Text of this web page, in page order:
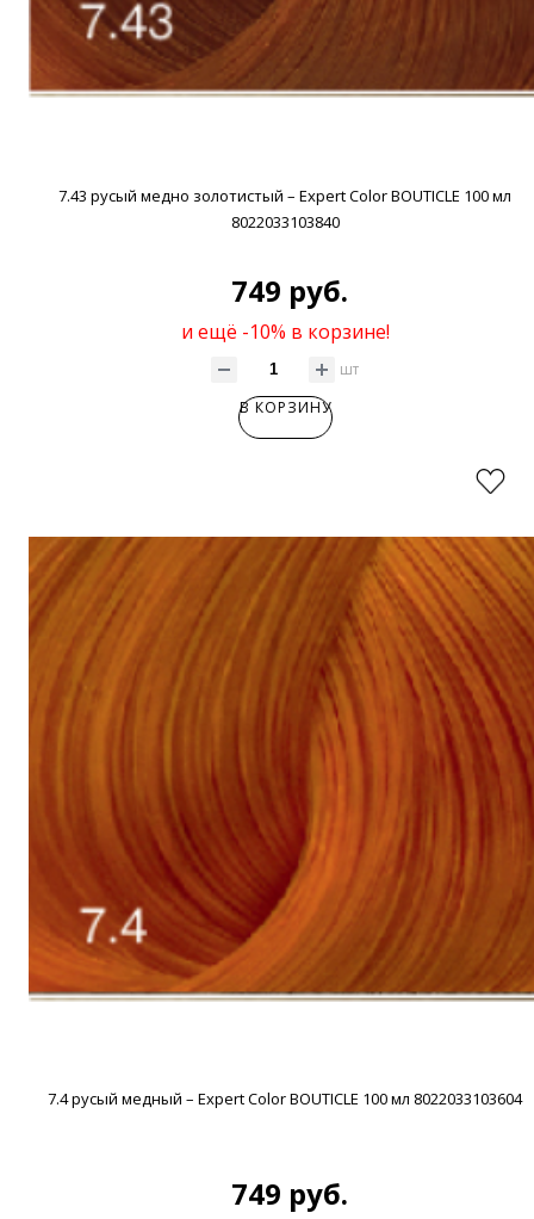
7.43 русый медно золотистый – Expert Color BOUTICLE 100 мл
8022033103840
749 руб.
и ещё -10% в корзине!
шт
В КОРЗИНУ
7.4 русый медный – Expert Color BOUTICLE 100 мл 8022033103604
749 руб.